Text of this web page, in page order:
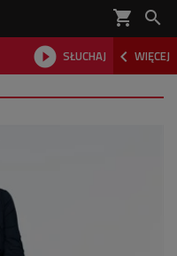
shopping_cart 
 SŁUCHAJ  WIĘCEJ
